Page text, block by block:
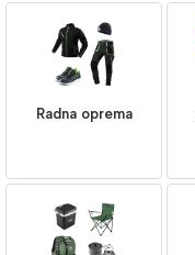
Radna oprema